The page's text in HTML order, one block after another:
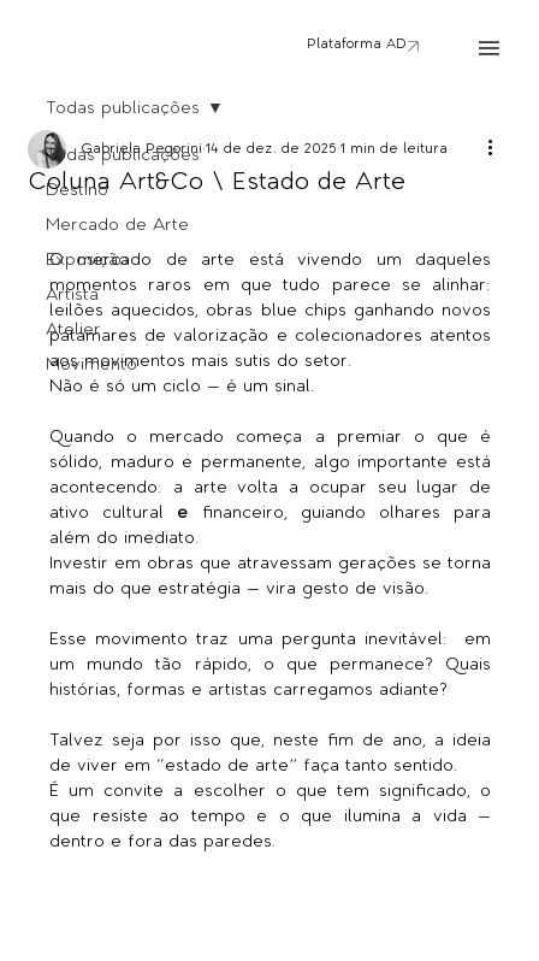
Plataforma AD
Todas publicações
Destino
Mercado de Arte
Exposição
Artista
Atelier
Movimento
Todas publicações
Coluna Art&Co \ Estado de Arte
Gabriela Pegorini 14 de dez. de 2025 1 min de leitura
O mercado de arte está vivendo um daqueles
momentos raros em que tudo parece se alinhar:
leilões aquecidos, obras blue chips ganhando novos
patamares de valorização e colecionadores atentos
aos movimentos mais sutis do setor.
Não é só um ciclo — é um sinal.
Quando o mercado começa a premiar o que é
sólido, maduro e permanente, algo importante está
acontecendo: a arte volta a ocupar seu lugar de
ativo cultural e financeiro, guiando olhares para
além do imediato.
Investir em obras que atravessam gerações se torna
mais do que estratégia — vira gesto de visão.
Esse movimento traz uma pergunta inevitável:  em
um mundo tão rápido, o que permanece? Quais
histórias, formas e artistas carregamos adiante?
Talvez seja por isso que, neste fim de ano, a ideia
de viver em “estado de arte” faça tanto sentido.
É um convite a escolher o que tem significado, o
que resiste ao tempo e o que ilumina a vida —
dentro e fora das paredes.